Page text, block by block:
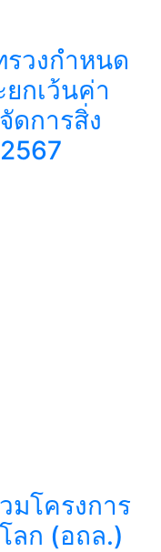
วงกำหนด
กเว้นค่า
ดการสิ่ง
มโครงการ
ลก (อถล.)